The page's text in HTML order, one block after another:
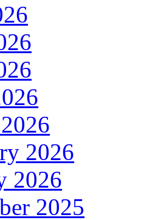
2026
2026
2025